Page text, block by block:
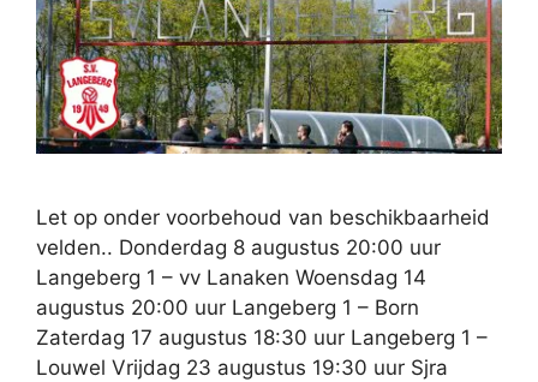
Let op onder voorbehoud van beschikbaarheid
velden.. Donderdag 8 augustus 20:00 uur
Langeberg 1 – vv Lanaken Woensdag 14
augustus 20:00 uur Langeberg 1 – Born
Zaterdag 17 augustus 18:30 uur Langeberg 1 –
Louwel Vrijdag 23 augustus 19:30 uur Sjra